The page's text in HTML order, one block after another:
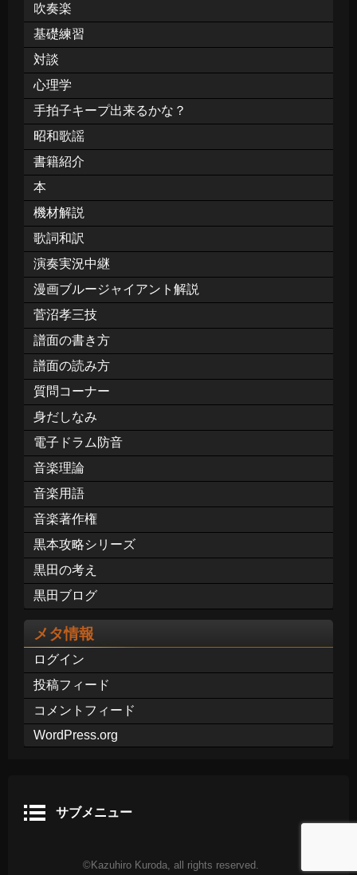
吹奏楽
基礎練習
対談
心理学
手拍子キープ出来るかな？
昭和歌謡
書籍紹介
本
機材解説
歌詞和訳
演奏実況中継
漫画ブルージャイアント解説
菅沼孝三技
譜面の書き方
譜面の読み方
質問コーナー
身だしなみ
電子ドラム防音
音楽理論
音楽用語
音楽著作権
黒本攻略シリーズ
黒田の考え
黒田ブログ
メタ情報
ログイン
投稿フィード
コメントフィード
WordPress.org
サブメニュー
©Kazuhiro Kuroda, all rights reserved.